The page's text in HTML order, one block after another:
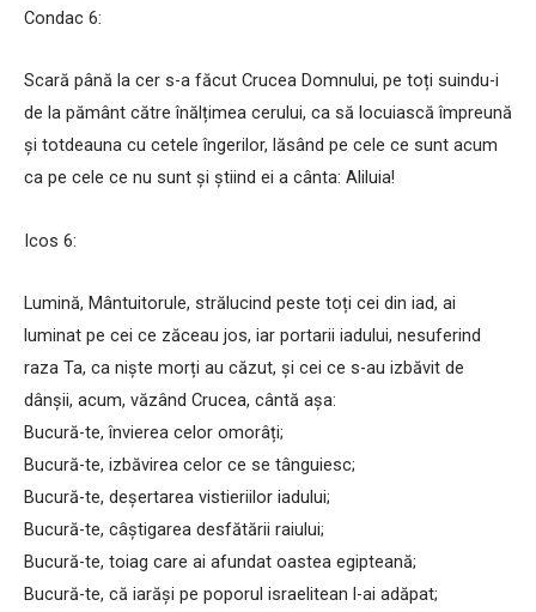
Condac 6:
Scară până la cer s-a făcut Crucea Domnului, pe toți suindu-i
de la pământ către înălțimea cerului, ca să locuiască împreună
și totdeauna cu cetele îngerilor, lăsând pe cele ce sunt acum
ca pe cele ce nu sunt și știind ei a cânta: Aliluia!
Icos 6:
Lumină, Mântuitorule, strălucind peste toți cei din iad, ai
luminat pe cei ce zăceau jos, iar portarii iadului, nesuferind
raza Ta, ca niște morți au căzut, și cei ce s-au izbăvit de
dânșii, acum, văzând Crucea, cântă așa:
Bucură-te, învierea celor omorâți;
Bucură-te, izbăvirea celor ce se tânguiesc;
Bucură-te, deșertarea vistieriilor iadului;
Bucură-te, câștigarea desfătării raiului;
Bucură-te, toiag care ai afundat oastea egipteană;
Bucură-te, că iarăși pe poporul israelitean l-ai adăpat;